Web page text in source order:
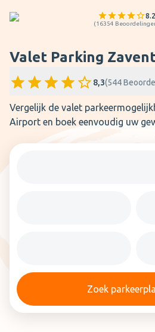
8.2
(16354
Valet Parking
8,3(544
Vergelijk de valet
Airport en boek eenvoudig uw
Zoek